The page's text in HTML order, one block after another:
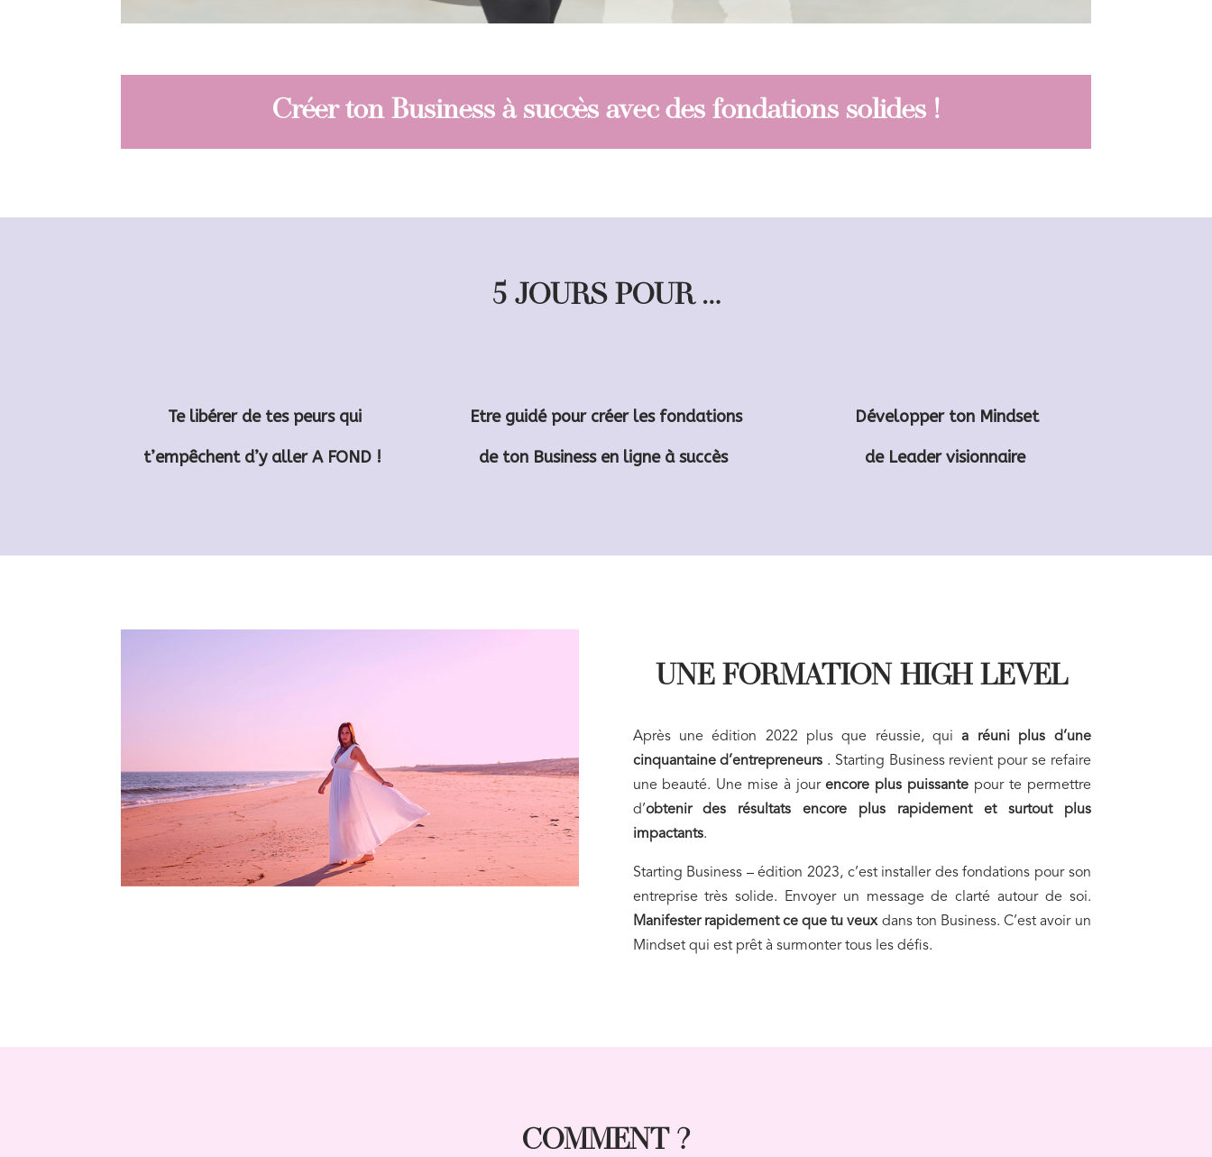
Créer ton Business à succès avec des fondations solides !
5 JOURS POUR …
Te libérer de tes peurs qui
t’empêchent d’y aller A FOND !
Etre guidé pour créer les fondations
de ton Business en ligne à succès
Développer ton Mindset
de Leader visionnaire
UNE FORMATION HIGH LEVEL
Après une édition 2022 plus que réussie, quia réuni plus d’une
cinquantaine d’entrepreneurs . Starting Business revient pour se refaire
une beauté. Une mise à jourencore plus puissante pour te permettre
d’obtenir des résultats encore plus rapidement et surtout plus
impactants.
Starting Business – édition 2023, c’est installer des fondations pour son
entreprise très solide. Envoyer un message de clarté autour de soi.
Manifester rapidement ce que tu veuxdans ton Business. C’est avoir un
Mindset qui est prêt à surmonter tous les défis.
COMMENT ?